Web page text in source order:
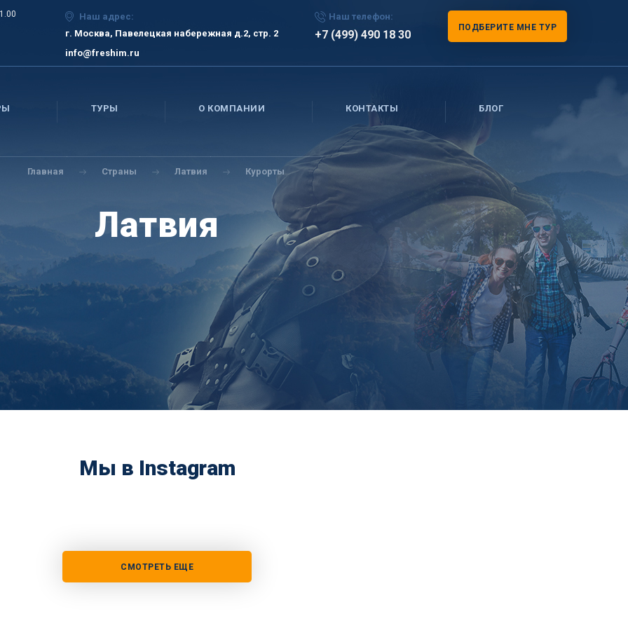
Наш адрес:
г. Москва, Павелецкая набережная д.2, стр. 2
info@freshim.ru
Наш телефон:
+7 (499) 490 18 30
ПОДБЕРИТЕ МНЕ ТУР
ТУРЫ О КОМПАНИИ КОНТАКТЫ БЛОГ
Главная Страны Латвия Курорты
Латвия
Мы в Instagram
СМОТРЕТЬ ЕЩЕ